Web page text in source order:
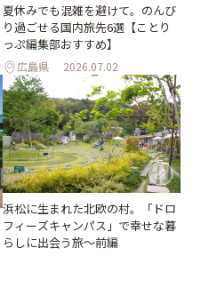
夏休みでも混雑を避けて。のんび
り過ごせる国内旅先6選【ことり
っぷ編集部おすすめ】
広島県 2026.07.02
浜松に生まれた北欧の村。「ドロ
フィーズキャンパス」で幸せな暮
らしに出会う旅～前編